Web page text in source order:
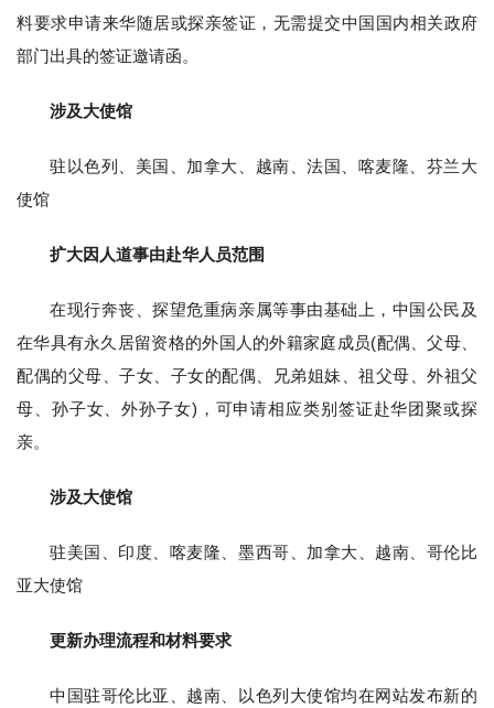
料要求申请来华随居或探亲签证，无需提交中国国内相关政府
部门出具的签证邀请函。
涉及大使馆
驻以色列、美国、加拿大、越南、法国、喀麦隆、芬兰大
使馆
扩大因人道事由赴华人员范围
在现行奔丧、探望危重病亲属等事由基础上，中国公民及
在华具有永久居留资格的外国人的外籍家庭成员(配偶、父母、
配偶的父母、子女、子女的配偶、兄弟姐妹、祖父母、外祖父
母、孙子女、外孙子女)，可申请相应类别签证赴华团聚或探
亲。
涉及大使馆
驻美国、印度、喀麦隆、墨西哥、加拿大、越南、哥伦比
亚大使馆
更新办理流程和材料要求
中国驻哥伦比亚、越南、以色列大使馆均在网站发布新的